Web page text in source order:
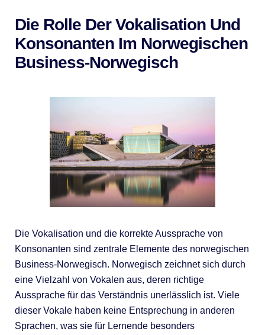
Die Rolle Der Vokalisation Und
Konsonanten Im Norwegischen
Business-Norwegisch
Die Vokalisation und die korrekte Aussprache von
Konsonanten sind zentrale Elemente des norwegischen
Business-Norwegisch. Norwegisch zeichnet sich durch
eine Vielzahl von Vokalen aus, deren richtige
Aussprache für das Verständnis unerlässlich ist. Viele
dieser Vokale haben keine Entsprechung in anderen
Sprachen, was sie für Lernende besonders